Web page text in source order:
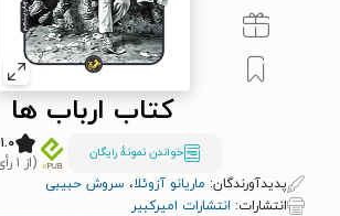
کتاب ارباب ها
خواندن نمونۀ رایگان
۱.۰ امتیاز
(از ۱ رأی)
پدیدآورندگان: ماریانو آزوئلا‬‏‫، سروش حبیبی
انتشارات: انتشارات امیرکبیر